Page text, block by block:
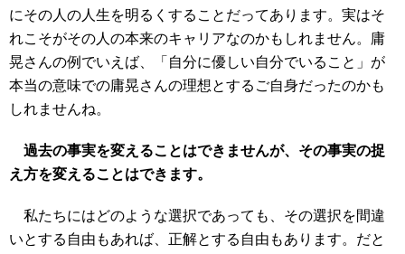
にその人の人生を明るくすることだってあります。実はそ
れこそがその人の本来のキャリアなのかもしれません。庸
晃さんの例でいえば、「自分に優しい自分でいること」が
本当の意味での庸晃さんの理想とするご自身だったのかも
しれませんね。
過去の事実を変えることはできませんが、その事実の捉
え方を変えることはできます。
私たちにはどのような選択であっても、その選択を間違
いとする自由もあれば、正解とする自由もあります。だと